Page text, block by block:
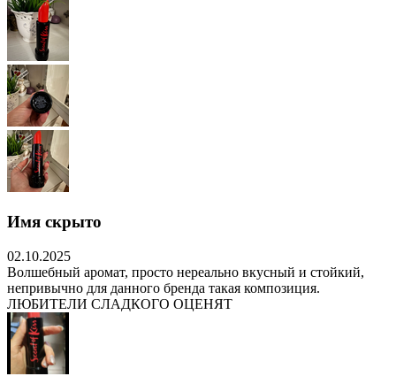
Имя скрыто
02.10.2025
Волшебный аромат, просто нереально вкусный и стойкий,
непривычно для данного бренда такая композиция.
ЛЮБИТЕЛИ СЛАДКОГО ОЦЕНЯТ